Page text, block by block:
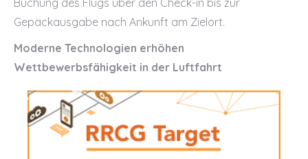
Buchung des Flugs über den Check-in bis zur
Gepäckausgabe nach Ankunft am Zielort.
Moderne Technologien erhöhen
Wettbewerbsfähigkeit in der Luftfahrt